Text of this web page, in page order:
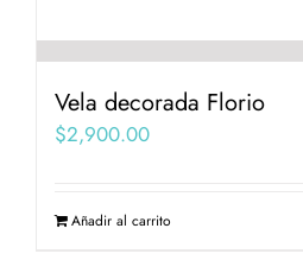
Vela decorada Florio
$2,900.00
Añadir al carrito